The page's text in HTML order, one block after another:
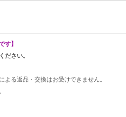
す】
ださい。
る返品・交換はお受けできません。